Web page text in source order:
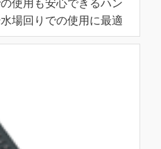
使用も安心できるハン
場回りでの使用に最適